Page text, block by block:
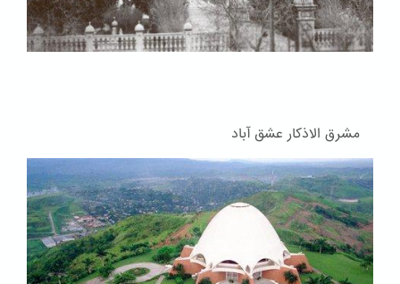
مشرق الاذکار عشق آباد